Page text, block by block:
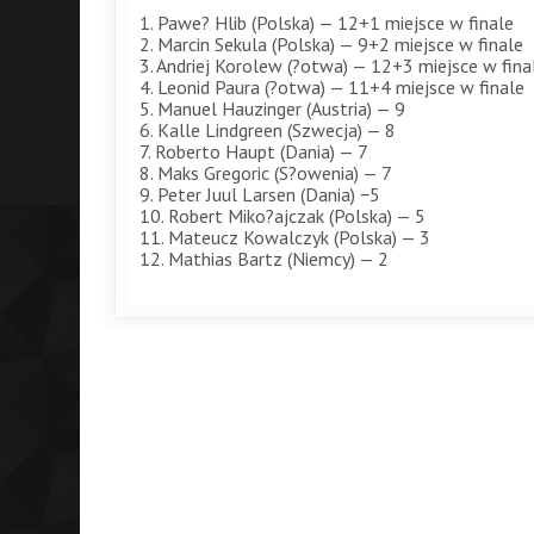
1. Pawe? Hlib (Polska) — 12+1 miejsce w finale
2. Marcin Sekula (Polska) — 9+2 miejsce w finale
3. Andriej Korolew (?otwa) — 12+3 miejsce w
4. Leonid Paura (?otwa) — 11+4 miejsce w finale
5. Manuel Hauzinger (Austria) — 9
6. Kalle Lindgreen (Szwecja) — 8
7. Roberto Haupt (Dania) — 7
8. Maks Gregoric (S?owenia) — 7
9. Peter Juul Larsen (Dania) −5
10. Robert Miko?ajczak (Polska) — 5
11. Mateucz Kowalczyk (Polska) — 3
12. Mathias Bartz (Niemcy) — 2